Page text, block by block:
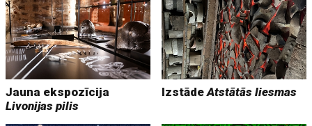
Jauna ekspozīcija
Livonijas pilis
IzstādeAtstātās liesmas